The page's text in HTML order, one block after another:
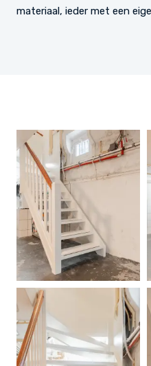
materiaal, ieder met een